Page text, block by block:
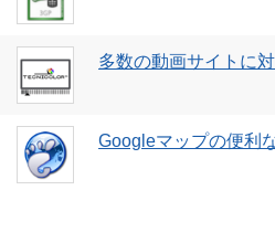
多数の動画サイトに
Googleマップの便利